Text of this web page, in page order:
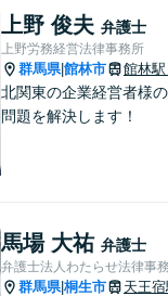
解決の鍵です。お困りご
ございましたら、お気軽
相談ください。
上野 俊夫 弁護士
上野労務経営法律事務所
群馬県|館林市 館林駅
北関東の企業経営者様
問題を解決します！
馬場 大祐 弁護士
弁護士法人わたらせ法律事
群馬県|桐生市 天王宿